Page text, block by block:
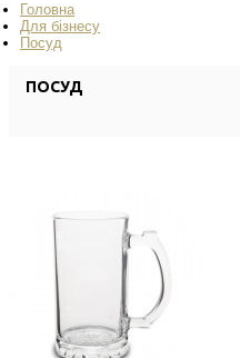
Головна
Для бізнесу
Посуд
ПОСУД